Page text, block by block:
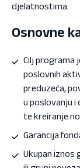
djelatnostima.
Osnovne
Cilj programa
poslovnih
preduzeća,
u poslovanju i
te kreiranje
Garancija
Ukupan iznos